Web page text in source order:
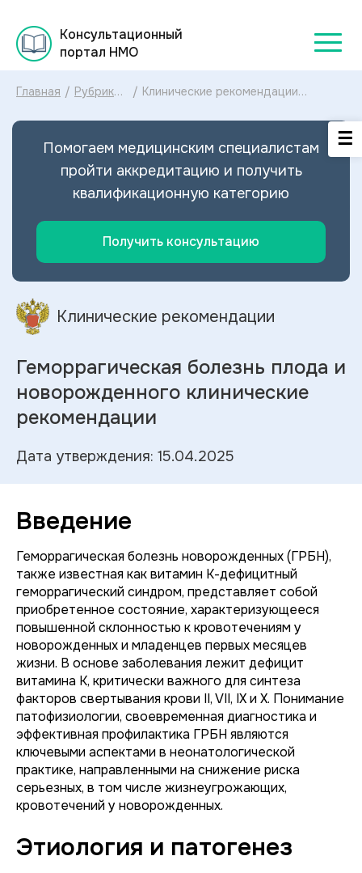
Консультационный
портал НМО
Главная / Рубрикатор
рекомендаций
/ Клинические рекомендации
новорожденного МКБ-10:
Геморрагической болезни плода и
новорожденного 2025
Помогаем медицинским специалистам
пройти аккредитацию и получить
квалификационную категорию
Получить консультацию
Клинические рекомендации
Геморрагическая болезнь плода и
новорожденного клинические
рекомендации
Дата утверждения: 15.04.2025
Введение
Геморрагическая болезнь новорожденных (ГРБН),
также известная как витамин К-дефицитный
геморрагический синдром, представляет собой
приобретенное состояние, характеризующееся
повышенной склонностью к кровотечениям у
новорожденных и младенцев первых месяцев
жизни. В основе заболевания лежит дефицит
витамина К, критически важного для синтеза
факторов свертывания крови II, VII, IX и X. Понимание
патофизиологии, своевременная диагностика и
эффективная профилактика ГРБН являются
ключевыми аспектами в неонатологической
практике, направленными на снижение риска
серьезных, в том числе жизнеугрожающих,
кровотечений у новорожденных.
Этиология и патогенез